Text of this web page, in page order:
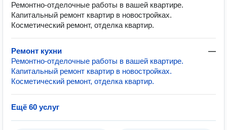
Ремонтно-отделочные работы в вашей квартире.
Капитальный ремонт квартир в новостройках.
Косметический ремонт, отделка квартир.
Ремонт кухни
—
Ремонтно-отделочные работы в вашей квартире.
Капитальный ремонт квартир в новостройках.
Косметический ремонт, отделка квартир.
Ещё 60 услуг